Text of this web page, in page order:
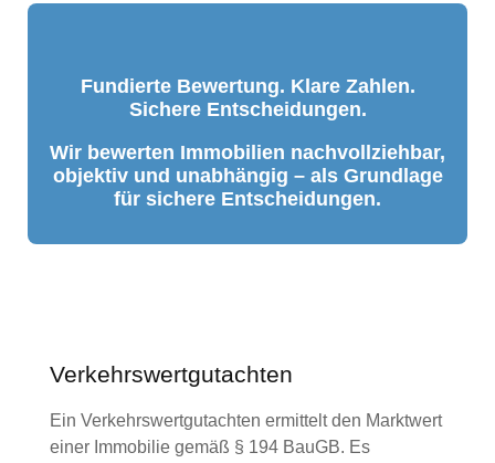
Fundierte Bewertung. Klare Zahlen.
Sichere Entscheidungen.
Wir bewerten Immobilien nachvollziehbar,
objektiv und unabhängig – als Grundlage
für sichere Entscheidungen.
Verkehrswertgutachten
Ein Verkehrswertgutachten ermittelt den Marktwert
einer Immobilie gemäß § 194 BauGB. Es